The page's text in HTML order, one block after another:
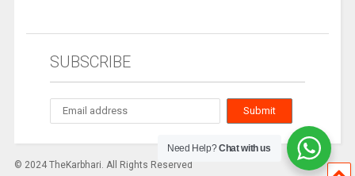
SUBSCRIBE
© 2024 TheKarbhari. All Rights Reserved
Need Help?Chat with us